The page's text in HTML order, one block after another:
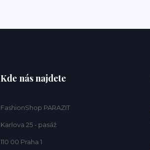
Kde nás najdete
FashionShop PARAZIT
Karlova 25 - pasáž
110 00 Praha 1